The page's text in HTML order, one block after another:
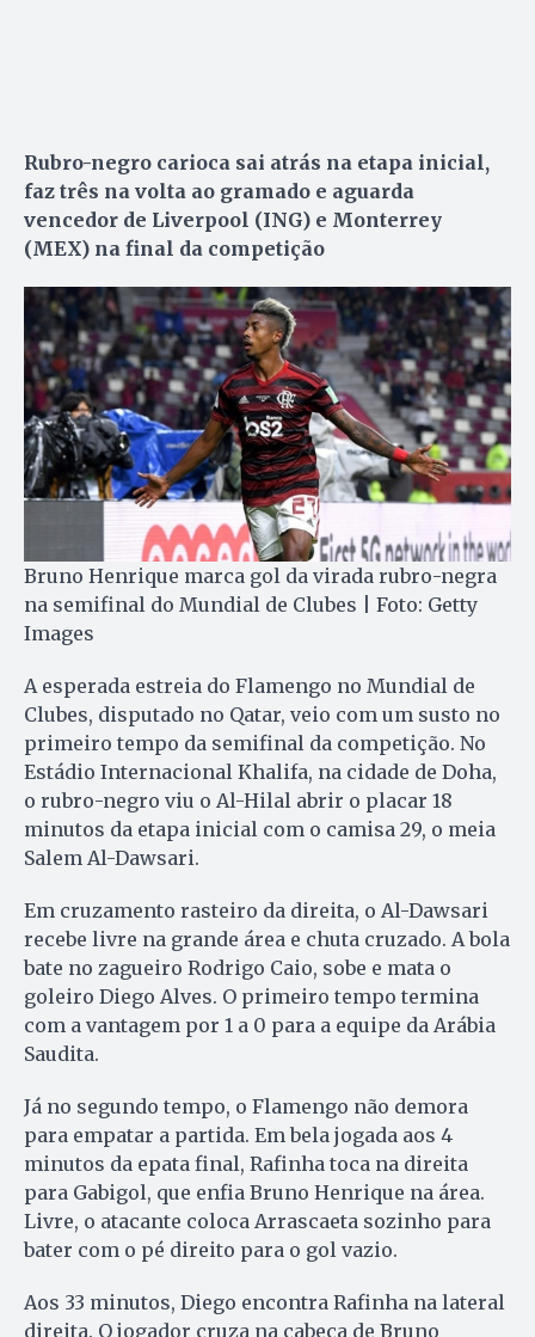
Rubro-negro carioca sai atrás na etapa inicial,
faz três na volta ao gramado e aguarda
vencedor de Liverpool (ING) e Monterrey
(MEX) na final da competição
Bruno Henrique marca gol da virada rubro-negra
na semifinal do Mundial de Clubes | Foto: Getty
Images
A esperada estreia do Flamengo no Mundial de
Clubes, disputado no Qatar, veio com um susto no
primeiro tempo da semifinal da competição. No
Estádio Internacional Khalifa, na cidade de Doha,
o rubro-negro viu o Al-Hilal abrir o placar 18
minutos da etapa inicial com o camisa 29, o meia
Salem Al-Dawsari.
Em cruzamento rasteiro da direita, o Al-Dawsari
recebe livre na grande área e chuta cruzado. A bola
bate no zagueiro Rodrigo Caio, sobe e mata o
goleiro Diego Alves. O primeiro tempo termina
com a vantagem por 1 a 0 para a equipe da Arábia
Saudita.
Já no segundo tempo, o Flamengo não demora
para empatar a partida. Em bela jogada aos 4
minutos da epata final, Rafinha toca na direita
para Gabigol, que enfia Bruno Henrique na área.
Livre, o atacante coloca Arrascaeta sozinho para
bater com o pé direito para o gol vazio.
Aos 33 minutos, Diego encontra Rafinha na lateral
direita. O jogador cruza na cabeça de Bruno